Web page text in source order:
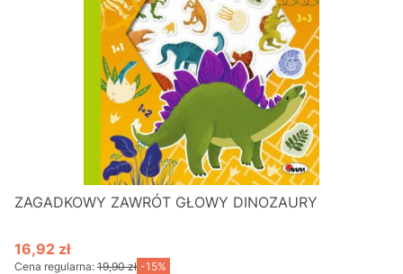
ZAGADKOWY ZAWRÓT GŁOWY DINOZAURY
Cena promocyjna
16,92 zł
Cena regularna: 19,90 zł -15%